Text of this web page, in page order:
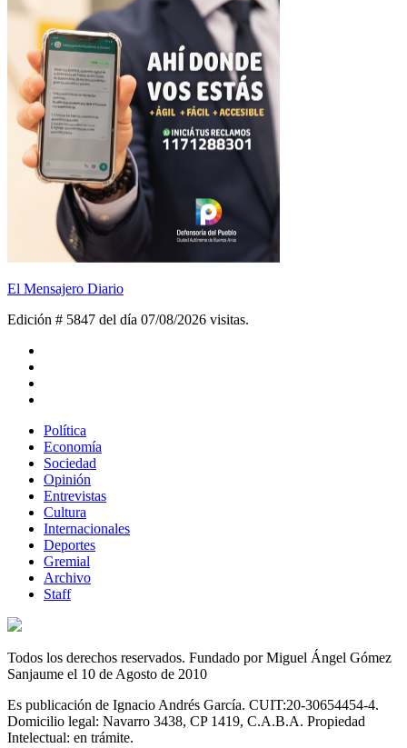
El Mensajero Diario
Edición # 5847 del día 07/08/2026 visitas.
Política
Economía
Sociedad
Opinión
Entrevistas
Cultura
Internacionales
Deportes
Gremial
Archivo
Staff
Todos los derechos reservados. Fundado por Miguel Ángel Gómez
Sanjaume el 10 de Agosto de 2010
Es publicación de Ignacio Andrés García. CUIT:20-30654454-4.
Domicilio legal: Navarro 3438, CP 1419, C.A.B.A. Propiedad
Intelectual: en trámite.